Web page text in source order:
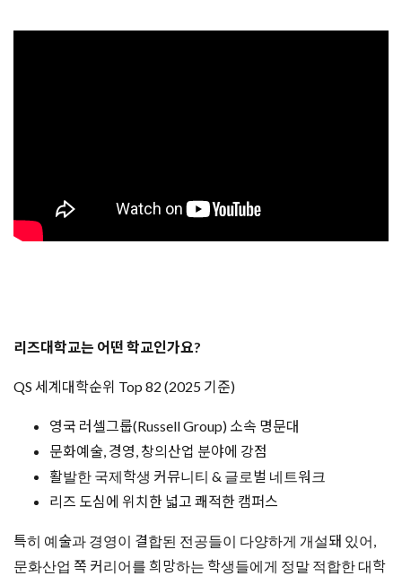
리즈대학교는 어떤 학교인가요?
​QS 세계대학순위 Top 82 (2025 기준)
영국 러셀그룹(Russell Group) 소속 명문대
문화예술, 경영, 창의산업 분야에 강점
활발한 국제학생 커뮤니티 & 글로벌 네트워크
리즈 도심에 위치한 넓고 쾌적한 캠퍼스
​특히 예술과 경영이 결합된 전공들이 다양하게 개설돼 있어,
문화산업 쪽 커리어를 희망하는 학생들에게 정말 적합한 대학